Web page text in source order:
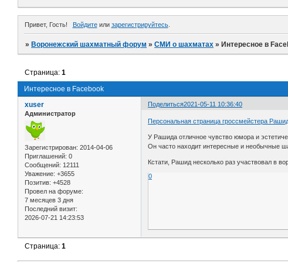
Привет, Гость! Войдитеили зарегистрируйтесь.
»Воронежский шахматный форум »СМИ о шахматах »Интересное в
Интересное в Facebook
Страница:1
Поделиться2021-05-11 10:36:40
xuser
Администратор
Зарегистрирован: 2014-04-06
Приглашений: 0
Сообщений: 12111
Уважение: +3655
Позитив: +4528
Провел на форуме:
7 месяцев 3 дня
Последний визит:
2026-07-21 14:23:53
Персональная страница гроссмейстера
У Рашида отличное чувство юмора и
Он часто находит интересные и необычные
Кстати, Рашид несколько раз участвовал в
0
Страница:1